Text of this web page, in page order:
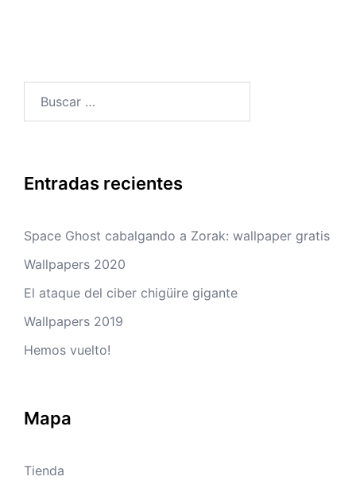
Entradas recientes
Space Ghost cabalgando a Zorak: wallpaper gratis
Wallpapers 2020
El ataque del ciber chigüire gigante
Wallpapers 2019
Hemos vuelto!
Mapa
Tienda